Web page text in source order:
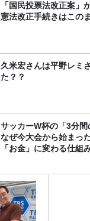
「国民投票法改正案」
憲法改正手続きはこの
久米宏さんは平野レミ
た？？
サッカーW杯の「3分間
なぜ今大会から始ま
「お金」に変わる仕組